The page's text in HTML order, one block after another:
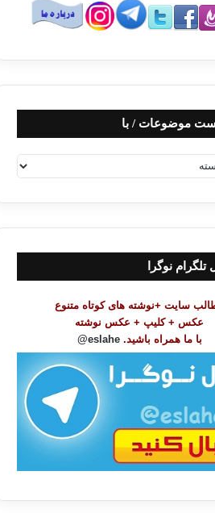
موضوعات / با
تلگرام نوگرا
سایت +نوشته های کوتاه متنوع
عکس + کلیپ + عکس نوشته
با ما همراه باشید. eslahe@